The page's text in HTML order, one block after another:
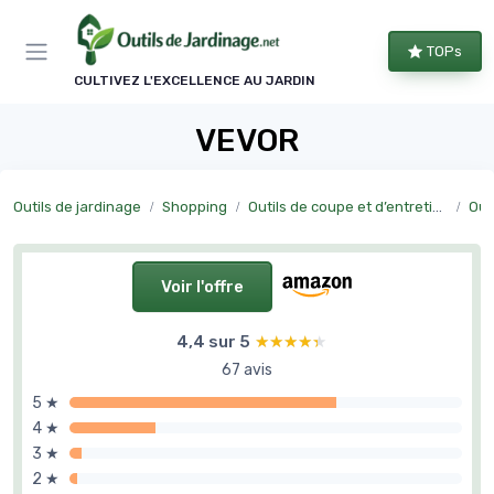
CULTIVEZ L'EXCELLENCE AU JARDIN
TOPs
VEVOR
Outils de jardinage Shopping Outils de coupe et d’entretien manuel
Voir l'offre
4,4 sur 5 ★★★★★
★★★★★
67 avis
5 ★
4 ★
3 ★
2 ★
Panneau de gestion des cookies